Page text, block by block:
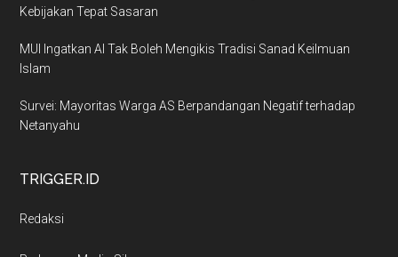
Kebijakan Tepat Sasaran
MUI Ingatkan AI Tak Boleh Mengikis Tradisi Sanad Keilmuan
Islam
Survei: Mayoritas Warga AS Berpandangan Negatif terhadap
Netanyahu
TRIGGER.ID
Redaksi